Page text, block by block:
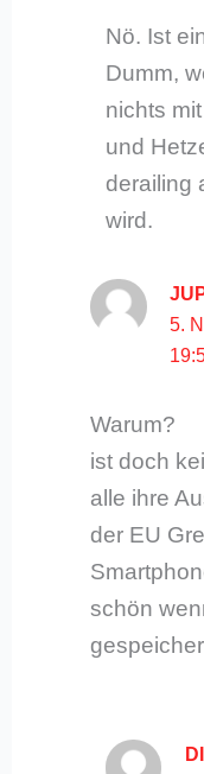
Nö. Ist
Dumm,
nichts
und
derailing
wird.
5.
Warum?
ist doch
alle ihre
der EU
schön